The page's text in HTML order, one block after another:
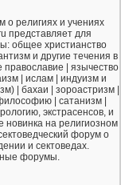
о религиях и учениях
представляет для
общее христианство
и другие течения в
православие | язычество
| ислам | индуизм и
| бахаи | зороастризм |
| сатанизм |
экстрасенсов, и
новинка на религиозном
форум о
и сектоведах.
форумы.